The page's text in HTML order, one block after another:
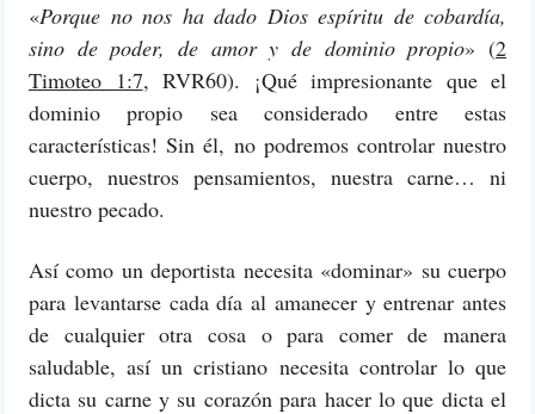
«Porque no nos ha dado Dios espíritu de cobardía,
sino de poder, de amor y de dominio propio» (2
Timoteo 1:7, RVR60). ¡Qué impresionante que el
dominio propio sea considerado entre estas
características! Sin él, no podremos controlar nuestro
cuerpo, nuestros pensamientos, nuestra carne… ni
nuestro pecado.
Así como un deportista necesita «dominar» su cuerpo
para levantarse cada día al amanecer y entrenar antes
de cualquier otra cosa o para comer de manera
saludable, así un cristiano necesita controlar lo que
dicta su carne y su corazón para hacer lo que dicta el